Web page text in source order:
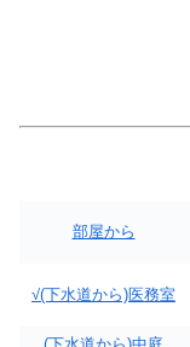
部屋から
√(下水道から)医務室